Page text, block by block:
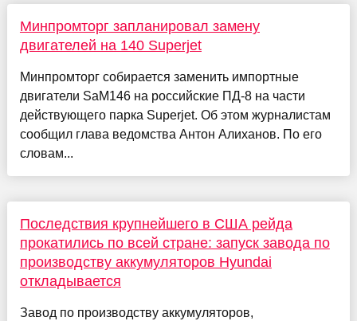
Минпромторг запланировал замену
двигателей на 140 Superjet
Минпромторг собирается заменить импортные
двигатели SaM146 на российские ПД-8 на части
действующего парка Superjet. Об этом журналистам
сообщил глава ведомства Антон Алиханов. По его
словам...
Последствия крупнейшего в США рейда
прокатились по всей стране: запуск завода по
производству аккумуляторов Hyundai
откладывается
Завод по производству аккумуляторов,